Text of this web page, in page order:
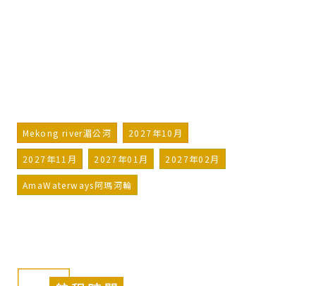
Mekong river湄公河 2027年10月
2027年11月 2027年01月 2027年02月
AmaWaterways阿瑪河輪